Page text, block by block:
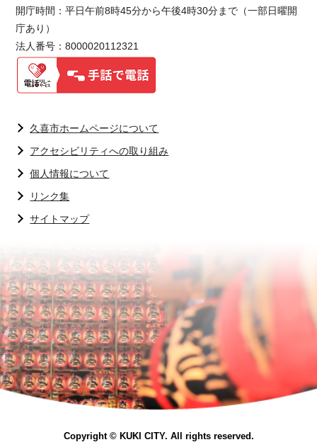
開庁時間：平日午前8時45分から午後4時30分まで（一部日曜開
庁あり）
法人番号：8000020112321
久喜市ホームページについて
アクセシビリティへの取り組み
個人情報について
リンク集
サイトマップ
Copyright © KUKI CITY. All rights reserved.